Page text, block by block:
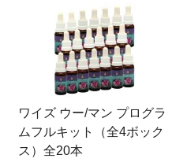
ワイズ ウー/マン プログラ
ムフルキット（全4ボック
ス）全20本